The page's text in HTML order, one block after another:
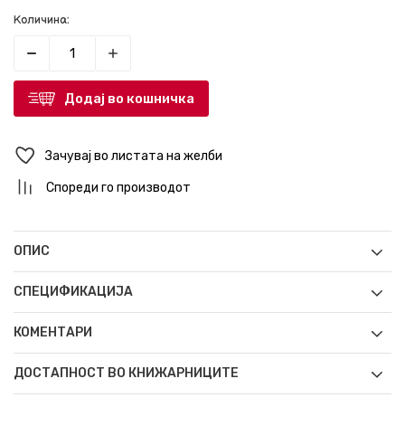
Количина:
Додај во кошничка
Зачувај во листата на желби
Спореди го производот
ОПИС
СПЕЦИФИКАЦИЈА
КОМЕНТАРИ
ДОСТАПНОСТ ВО КНИЖАРНИЦИТЕ